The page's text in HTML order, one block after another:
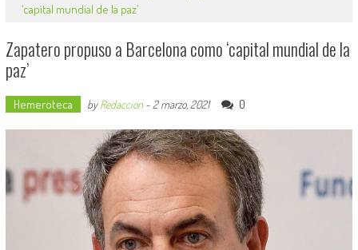
‘capital mundial de la paz’
Zapatero propuso a Barcelona como ‘capital mundial de la
paz’
Hemeroteca byRedaccion- 2 marzo, 2021 0